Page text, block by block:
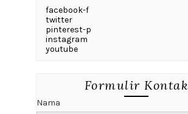
facebook-f
twitter
pinterest-p
instagram
youtube
Formulir Kontak
Nama